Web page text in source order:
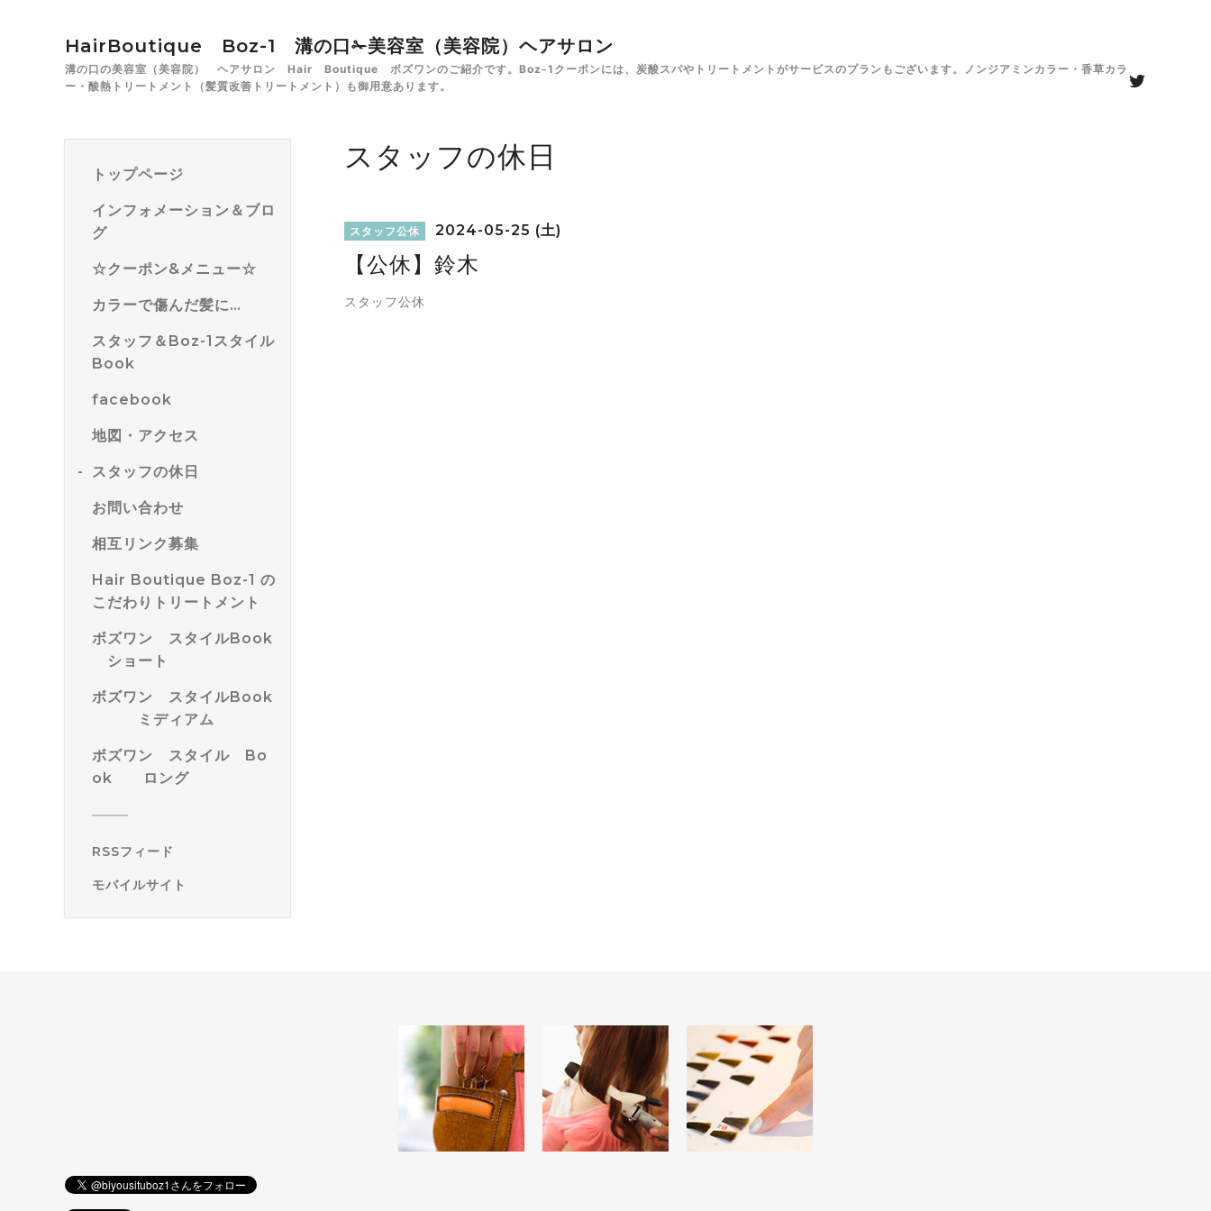
HairBoutique Boz-1 溝の口✁美容室（美容院）ヘアサロン
溝の口の美容室（美容院） ヘアサロン Hair Boutique ボズワンのご紹介です。Boz-1クーポンには、炭酸スパやトリートメントがサービスのプランもございます。ノンジアミンカラー・香草カラ
ー・酸熱トリートメント（髪質改善トリートメント）も御用意あります。
トップページ
インフォメーション＆ブロ
グ
☆クーポン&メニュー☆
カラーで傷んだ髪に…
スタッフ＆Boz-1スタイル
Book
facebook
地図・アクセス
スタッフの休日
お問い合わせ
相互リンク募集
Hair Boutique Boz-1 の
こだわりトリートメント
ボズワン スタイルBook
ショート
ボズワン スタイルBook
ミディアム
ボズワン スタイル Bo
ok ロング
RSSフィード
モバイルサイト
スタッフの休日
スタッフ公休 2024-05-25 (土)
【公休】鈴木
スタッフ公休